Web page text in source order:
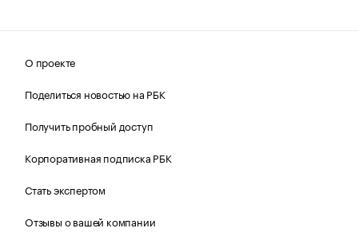
О проекте
Поделиться новостью на РБК
Получить пробный доступ
Корпоративная подписка РБК
Стать экспертом
Отзывы о вашей компании